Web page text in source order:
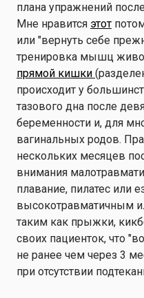
плана упражнений
Мне нравится этот
или "вернуть себе
тренировка мышц
прямой кишки
происходит у
тазового дна после
беременности и, для
вагинальных родов.
нескольких месяцев
внимания
плавание, пилатес или
высокотравматичным
таким как прыжки,
своих пациенток, что
не ранее чем через 3
при отсутствии